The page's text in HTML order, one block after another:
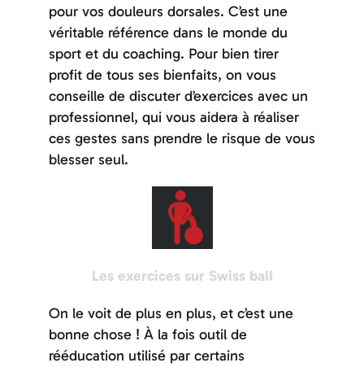
pour vos douleurs dorsales. C’est une
véritable référence dans le monde du
sport et du coaching. Pour bien tirer
profit de tous ses bienfaits, on vous
conseille de discuter d’exercices avec un
professionnel, qui vous aidera à réaliser
ces gestes sans prendre le risque de vous
blesser seul.
Les exercices sur Swiss ball
On le voit de plus en plus, et c’est une
bonne chose ! À la fois outil de
rééducation utilisé par certains